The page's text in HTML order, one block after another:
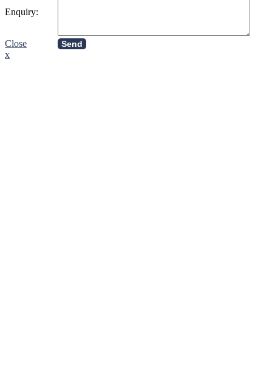
Enquiry:
Close Send
x